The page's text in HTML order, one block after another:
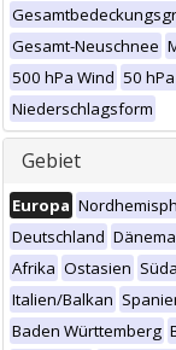
Gesamt-Neuschnee
500 hPa Wind 50
Niederschlagsform
Gebiet
Europa
Deutschland
Afrika Ostasien
Italien/Balkan
Baden Württemberg